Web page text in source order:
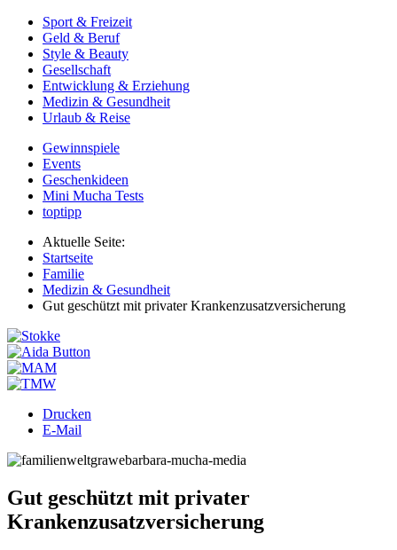
Sport & Freizeit
Geld & Beruf
Style & Beauty
Gesellschaft
Entwicklung & Erziehung
Medizin & Gesundheit
Urlaub & Reise
Gewinnspiele
Events
Geschenkideen
Mini Mucha Tests
toptipp
Aktuelle Seite:
Startseite
Familie
Medizin & Gesundheit
Gut geschützt mit privater Krankenzusatzversicherung
Drucken
E-Mail
Gut geschützt mit privater
Krankenzusatzversicherung